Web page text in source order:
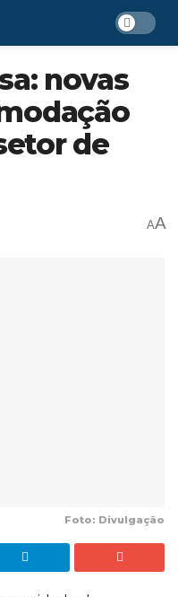
novas
de
AA
Foto: Divulgação